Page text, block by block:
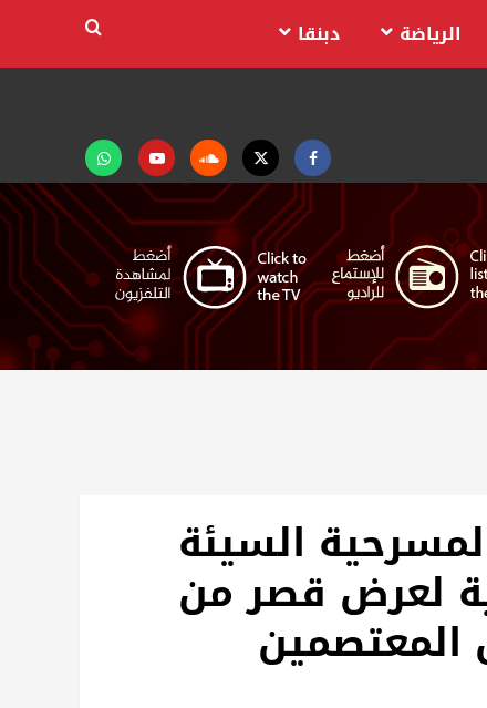
Facebook
Twitter
Soundcloud
Youtubeتابعنا
على
واتساب
الرياضة دبنقا
السيئة
لعرض قصر من
المعتصمين